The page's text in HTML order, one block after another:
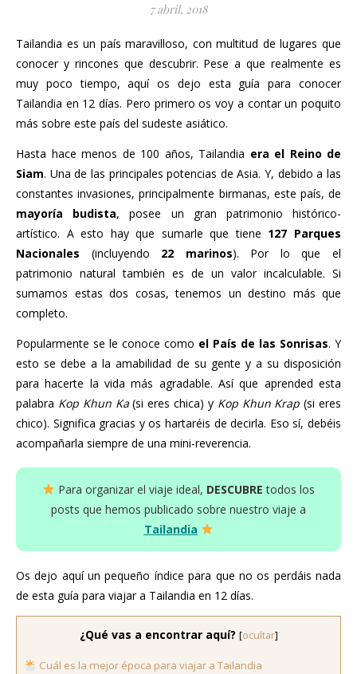
7 abril, 2018
Tailandia es un país maravilloso, con multitud de lugares que
conocer y rincones que descubrir. Pese a que realmente es
muy poco tiempo, aquí os dejo esta guía para conocer
Tailandia en 12 días. Pero primero os voy a contar un poquito
más sobre este país del sudeste asiático.
Hasta hace menos de 100 años, Tailandia era el Reino de
Siam. Una de las principales potencias de Asia. Y, debido a las
constantes invasiones, principalmente birmanas, este país, de
mayoría budista, posee un gran patrimonio histórico-
artístico. A esto hay que sumarle que tiene 127 Parques
Nacionales (incluyendo 22 marinos). Por lo que el
patrimonio natural también es de un valor incalculable. Si
sumamos estas dos cosas, tenemos un destino más que
completo.
Popularmente se le conoce como el País de las Sonrisas. Y
esto se debe a la amabilidad de su gente y a su disposición
para hacerte la vida más agradable. Así que aprended esta
palabra Kop Khun Ka(si eres chica) y Kop Khun Krap(si eres
chico). Significa gracias y os hartaréis de decirla. Eso sí, debéis
acompañarla siempre de una mini-reverencia.
Para organizar el viaje ideal, DESCUBREtodos los
posts que hemos publicado sobre nuestro viaje a
Tailandia
Os dejo aquí un pequeño índice para que no os perdáis nada
de esta guía para viajar a Tailandia en 12 días.
¿Qué vas a encontrar aquí? [ocultar]
Cuál es la mejor época para viajar a Tailandia